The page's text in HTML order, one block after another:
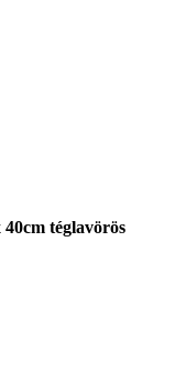
40cm téglavörös